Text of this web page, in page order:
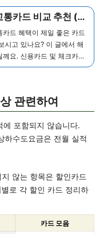
통카드 비교 추천 (신
/체크카드), 가장 혜
카드는?
카드 혜택이 제일 좋은 카드
시고 있나요? 이 글에서 해
께요. 신용카드 및 체크카드
모든 카드사 알뜰교통카드
통 혜택 알뜰교통카드란? 알
드는 정부/ 지자...더 보기
관련하여
포함되지 않습니다.
하수도요금은 전월 실적
않는 항목은 할인카드
로 각 할인 카드 정리하
카드 모음